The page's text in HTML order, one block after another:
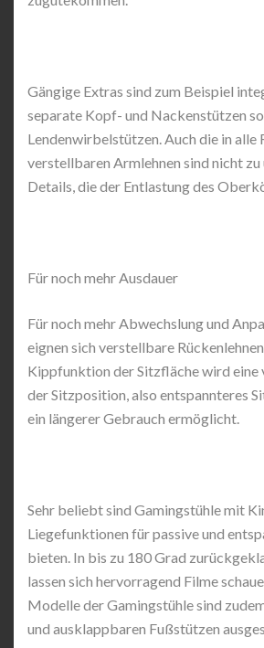
Gängige Extras sind zum Beispiel
separate Kopf- und Nackenstützen
Lendenwirbelstützen. Auch die in alle
verstellbaren Armlehnen sind nicht
Details, die der Entlastung des
Für noch mehr Ausdauer
Für noch mehr Abwechslung und
eignen sich verstellbare
Kippfunktion der Sitzfläche wird eine
der Sitzposition, also entspannteres
ein längerer Gebrauch ermöglicht.
Sehr beliebt sind Gamingstühle mit
Liegefunktionen für passive und
bieten. In bis zu 180 Grad
lassen sich hervorragend Filme
Modelle der Gamingstühle sind
und ausklappbaren Fußstützen